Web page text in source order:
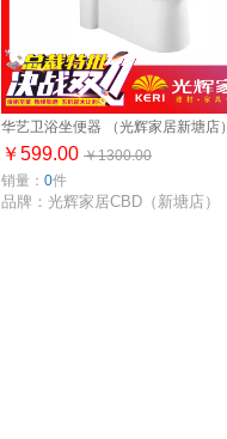
华艺卫浴坐便器 （光辉家居新塘店）
￥599.00 ￥1300.00
销量： 0件
品牌：光辉家居CBD（新塘店）